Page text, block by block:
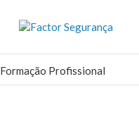
Formação Profissional